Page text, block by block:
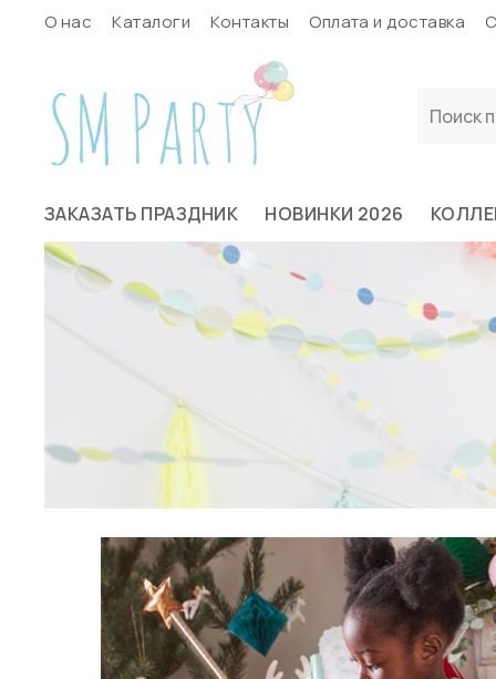
О нас Каталоги Контакты Оплата и доставка
ЗАКАЗАТЬ ПРАЗДНИК НОВИНКИ 2026